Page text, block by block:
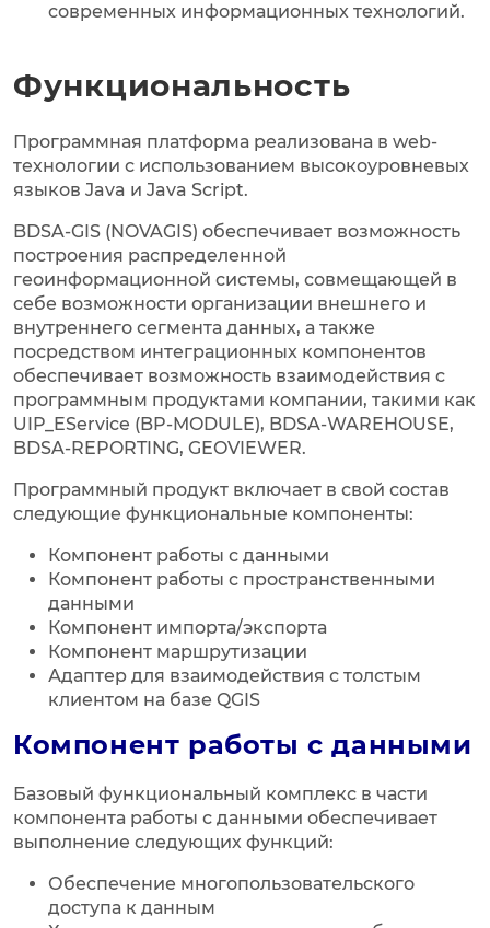
современных информационных технологий.
Функциональность
Программная платформа реализована в web-
технологии с использованием высокоуровневых
языков Java и Java Script.
BDSA-GIS (NOVAGIS) обеспечивает возможность
построения распределенной
геоинформационной системы, совмещающей в
себе возможности организации внешнего и
внутреннего сегмента данных, а также
посредством интеграционных компонентов
обеспечивает возможность взаимодействия с
программным продуктами компании, такими как
UIP_EService (BP-MODULE), BDSA-WAREHOUSE,
BDSA-REPORTING, GEOVIEWER.
Программный продукт включает в свой состав
следующие функциональные компоненты:
Компонент работы с данными
Компонент работы с пространственными
данными
Компонент импорта/экспорта
Компонент маршрутизации
Адаптер для взаимодействия с толстым
клиентом на базе QGIS
Компонент работы с данными
Базовый функциональный комплекс в части
компонента работы с данными обеспечивает
выполнение следующих функций:
Обеспечение многопользовательского
доступа к данным